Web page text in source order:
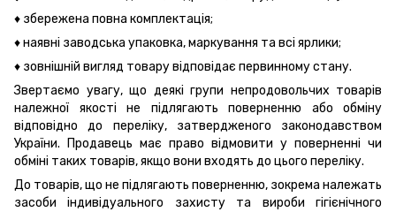
♦ збережена повна комплектація;
♦ наявні заводська упаковка, маркування та всі ярлики;
♦ зовнішній вигляд товару відповідає первинному стану.
Звертаємо увагу, що деякі групи непродовольчих товарів
належної якості не підлягають поверненню або обміну
відповідно до переліку, затвердженого законодавством
України. Продавець має право відмовити у поверненні чи
обміні таких товарів, якщо вони входять до цього переліку.
До товарів, що не підлягають поверненню, зокрема належать
засоби індивідуального захисту та вироби гігієнічного